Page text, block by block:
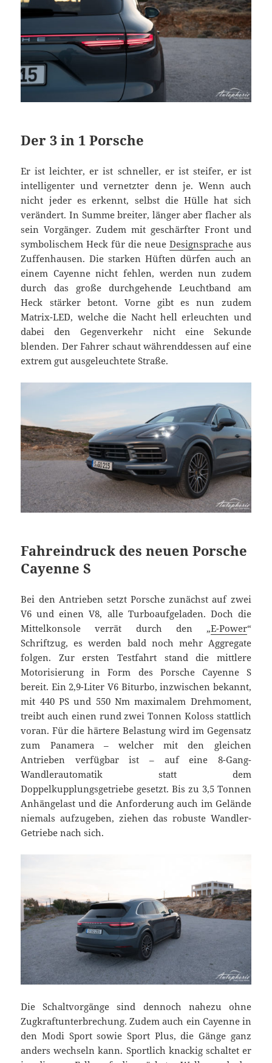
Der 3 in 1 Porsche
Er ist leichter, er ist schneller, er ist steifer, er ist
intelligenter und vernetzter denn je. Wenn auch
nicht jeder es erkennt, selbst die Hülle hat sich
verändert. In Summe breiter, länger aber flacher als
sein Vorgänger. Zudem mit geschärfter Front und
symbolischem Heck für die neue Designspracheaus
Zuffenhausen. Die starken Hüften dürfen auch an
einem Cayenne nicht fehlen, werden nun zudem
durch das große durchgehende Leuchtband am
Heck stärker betont. Vorne gibt es nun zudem
Matrix-LED, welche die Nacht hell erleuchten und
dabei den Gegenverkehr nicht eine Sekunde
blenden. Der Fahrer schaut währenddessen auf eine
extrem gut ausgeleuchtete Straße.
Fahreindruck des neuen Porsche
Cayenne S
Bei den Antrieben setzt Porsche zunächst auf zwei
V6 und einen V8, alle Turboaufgeladen. Doch die
Mittelkonsole verrät durch den „E-Power“
Schriftzug, es werden bald noch mehr Aggregate
folgen. Zur ersten Testfahrt stand die mittlere
Motorisierung in Form des Porsche Cayenne S
bereit. Ein 2,9-Liter V6 Biturbo, inzwischen bekannt,
mit 440 PS und 550 Nm maximalem Drehmoment,
treibt auch einen rund zwei Tonnen Koloss stattlich
voran. Für die härtere Belastung wird im Gegensatz
zum Panamera – welcher mit den gleichen
Antrieben verfügbar ist – auf eine 8-Gang-
Wandlerautomatik statt dem
Doppelkupplungsgetriebe gesetzt. Bis zu 3,5 Tonnen
Anhängelast und die Anforderung auch im Gelände
niemals aufzugeben, ziehen das robuste Wandler-
Getriebe nach sich.
Die Schaltvorgänge sind dennoch nahezu ohne
Zugkraftunterbrechung. Zudem auch ein Cayenne in
den Modi Sport sowie Sport Plus, die Gänge ganz
anders wechseln kann. Sportlich knackig schaltet er